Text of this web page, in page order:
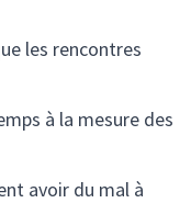
les rencontres
à la mesure des
avoir du mal à